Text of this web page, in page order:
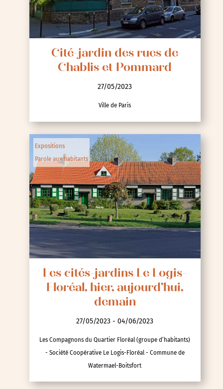
Cité-jardin des rues de
Chablis et Pommard
27/05/2023
Ville de Paris
Expositions
Parole aux habitants
Les cités-jardins Le Logis-
Floréal, hier, aujourd’hui,
demain
27/05/2023 - 04/06/2023
Les Compagnons du Quartier Floréal (groupe d’habitants)
- Société Coopérative Le Logis-Floréal - Commune de
Watermael-Boitsfort